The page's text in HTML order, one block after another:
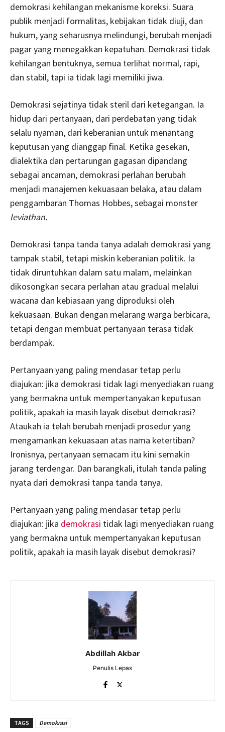
demokrasi kehilangan mekanisme koreksi. Suara
publik menjadi formalitas, kebijakan tidak diuji, dan
hukum, yang seharusnya melindungi, berubah menjadi
pagar yang menegakkan kepatuhan. Demokrasi tidak
kehilangan bentuknya, semua terlihat normal, rapi,
dan stabil, tapi ia tidak lagi memiliki jiwa.
Demokrasi sejatinya tidak steril dari ketegangan. Ia
hidup dari pertanyaan, dari perdebatan yang tidak
selalu nyaman, dari keberanian untuk menantang
keputusan yang dianggap final. Ketika gesekan,
dialektika dan pertarungan gagasan dipandang
sebagai ancaman, demokrasi perlahan berubah
menjadi manajemen kekuasaan belaka, atau dalam
penggambaran Thomas Hobbes, sebagai monster
leviathan.
Demokrasi tanpa tanda tanya adalah demokrasi yang
tampak stabil, tetapi miskin keberanian politik. Ia
tidak diruntuhkan dalam satu malam, melainkan
dikosongkan secara perlahan atau gradual melalui
wacana dan kebiasaan yang diproduksi oleh
kekuasaan. Bukan dengan melarang warga berbicara,
tetapi dengan membuat pertanyaan terasa tidak
berdampak.
Pertanyaan yang paling mendasar tetap perlu
diajukan: jika demokrasi tidak lagi menyediakan ruang
yang bermakna untuk mempertanyakan keputusan
politik, apakah ia masih layak disebut demokrasi?
Ataukah ia telah berubah menjadi prosedur yang
mengamankan kekuasaan atas nama ketertiban?
Ironisnya, pertanyaan semacam itu kini semakin
jarang terdengar. Dan barangkali, itulah tanda paling
nyata dari demokrasi tanpa tanda tanya.
Pertanyaan yang paling mendasar tetap perlu
diajukan: jika demokrasi tidak lagi menyediakan ruang
yang bermakna untuk mempertanyakan keputusan
politik, apakah ia masih layak disebut demokrasi?
Abdillah Akbar
Penulis Lepas
TAGS Demokrasi